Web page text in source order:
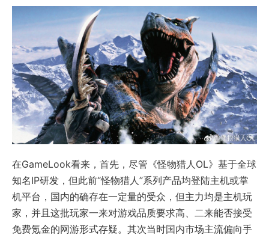
在GameLook看来，首先，尽管《怪物猎人OL》基于全球
知名IP研发，但此前“怪物猎人”系列产品均登陆主机或掌
机平台，国内的确存在一定量的受众，但主力均是主机玩
家，并且这批玩家一来对游戏品质要求高、二来能否接受
免费氪金的网游形式存疑。其次当时国内市场主流偏向手